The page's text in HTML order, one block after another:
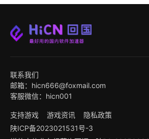
联系我们
邮箱：hicn666@foxmail.com
客服微信：hicn001
支持游戏 游戏资讯
隐私政策
陕ICP备2023021531号-3